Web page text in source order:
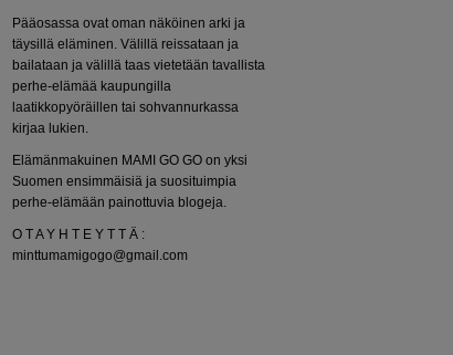
Pääosassa ovat oman näköinen arki ja
täysillä eläminen. Välillä reissataan ja
bailataan ja välillä taas vietetään tavallista
perhe-elämää kaupungilla
laatikkopyöräillen tai sohvannurkassa
kirjaa lukien.
Elämänmakuinen MAMI GO GO on yksi
Suomen ensimmäisiä ja suosituimpia
perhe-elämään painottuvia blogeja.
O T A Y H T E Y T T Ä :
minttumamigogo@gmail.com